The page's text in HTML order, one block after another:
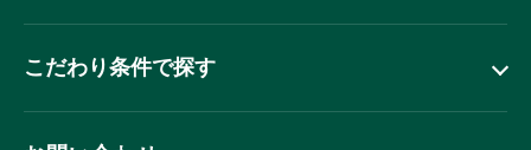
こだわり条件で探す